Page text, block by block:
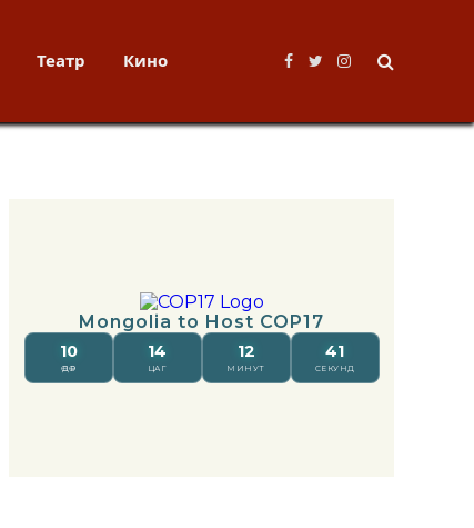
Театр Кино
Facebook
TwitterInstagram